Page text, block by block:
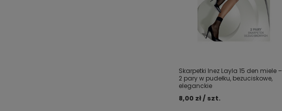
Skarpetki Inez Layla 15 den miele –
2 pary w pudełku, bezuciskowe,
eleganckie
8,00 zł / szt.